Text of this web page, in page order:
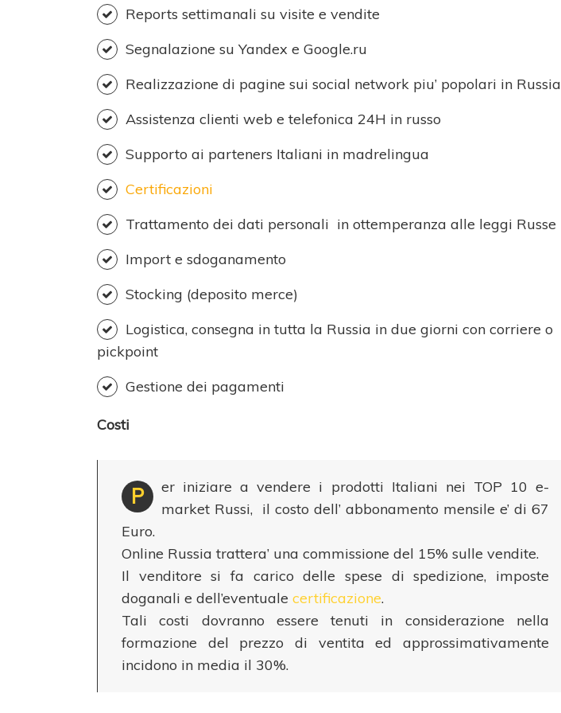
Reports settimanali su visite e vendite
Segnalazione su Yandex e Google.ru
Realizzazione di pagine sui social network piu’ popolari in Russia
Assistenza clienti web e telefonica 24H in russo
Supporto ai parteners Italiani in madrelingua
Certificazioni
Trattamento dei dati personali in ottemperanza alle leggi Russe
Import e sdoganamento
Stocking (deposito merce)
Logistica, consegna in tutta la Russia in due giorni con corriere o
pickpoint
Gestione dei pagamenti
Costi
P
er iniziare a vendere i prodotti Italiani nei TOP 10 e-
market Russi, il costo dell’ abbonamento mensile e’ di 67
Euro.
Online Russia trattera’ una commissione del 15% sulle vendite.
Il venditore si fa carico delle spese di spedizione, imposte
doganali e dell’eventuale certificazione.
Tali costi dovranno essere tenuti in considerazione nella
formazione del prezzo di ventita ed approssimativamente
incidono in media il 30%.